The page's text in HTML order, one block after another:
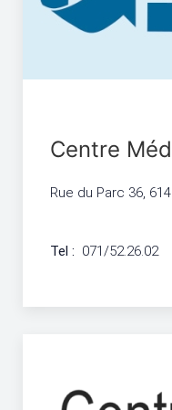
Centre
Rue du Parc 36,
Tel : 071/52.26.02